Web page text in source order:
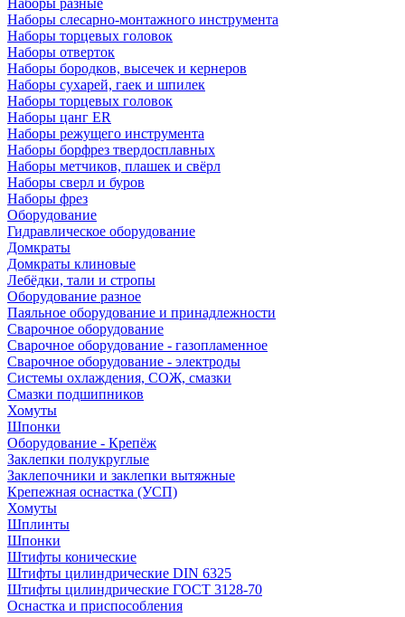
Наборы разные
Наборы слесарно-монтажного инструмента
Наборы торцевых головок
Наборы отверток
Наборы бородков, высечек и кернеров
Наборы сухарей, гаек и шпилек
Наборы торцевых головок
Наборы цанг ER
Наборы режущего инструмента
Наборы борфрез твердосплавных
Наборы метчиков, плашек и свёрл
Наборы сверл и буров
Наборы фрез
Оборудование
Гидравлическое оборудование
Домкраты
Домкраты клиновые
Лебёдки, тали и стропы
Оборудование разное
Паяльное оборудование и принадлежности
Сварочное оборудование
Сварочное оборудование - газопламенное
Сварочное оборудование - электроды
Системы охлаждения, СОЖ, смазки
Смазки подшипников
Хомуты
Шпонки
Оборудование - Крепёж
Заклепки полукруглые
Заклепочники и заклепки вытяжные
Крепежная оснастка (УСП)
Хомуты
Шплинты
Шпонки
Штифты конические
Штифты цилиндрические DIN 6325
Штифты цилиндрические ГОСТ 3128-70
Оснастка и приспособления